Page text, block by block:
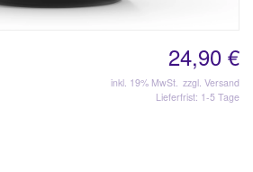
24,90 €
inkl. 19% MwSt. zzgl. Versand
Lieferfrist: 1-5 Tage